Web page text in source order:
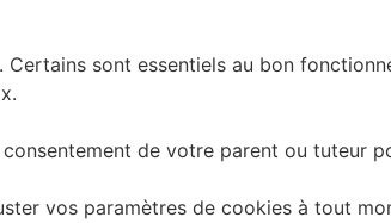
sont essentiels au bon
de votre parent ou tuteur
vos paramètres de cookies à tout